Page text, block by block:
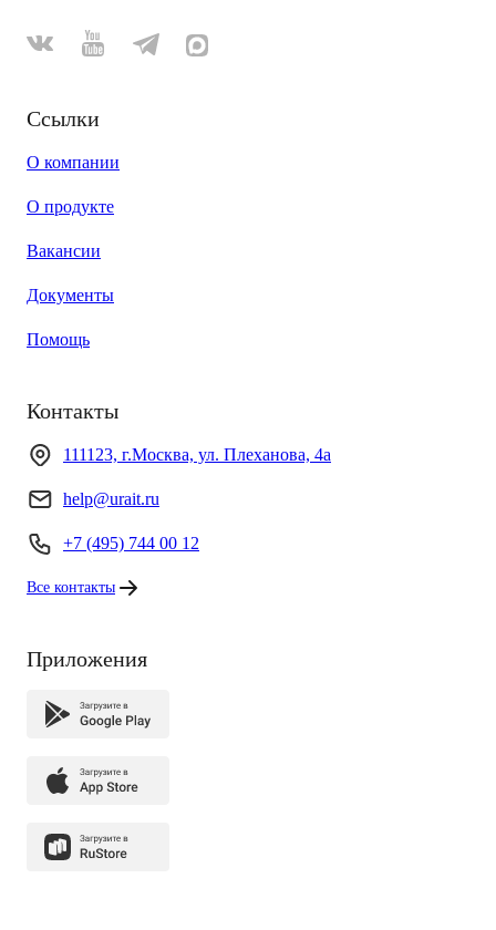
Ссылки
О компании
О продукте
Вакансии
Документы
Помощь
Контакты
111123, г.Москва, ул. Плеханова, 4а
help@urait.ru
+7 (495) 744 00 12
Все контакты
Приложения